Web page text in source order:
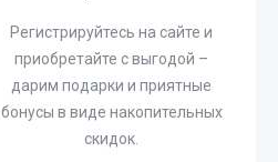
Регистрируйтесь на сайте и
приобретайте с выгодой –
дарим подарки и приятные
бонусы в виде накопительных
скидок.